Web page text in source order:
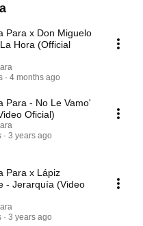
Para x Don Miguelo
Hora (Official
4 months ago
Para - No Le Vamo'
Oficial)
3 years ago
Para x Lápiz
- Jerarquía (Video
3 years ago